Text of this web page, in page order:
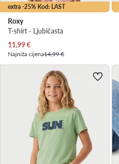
extra -25% Kod: LAST
Roxy
T-shirt · Ljubičasta
Trenutna cijena
11,99€
Najniža cijena14,99 €